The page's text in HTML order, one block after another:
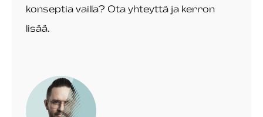
konseptia vailla? Ota yhteyttä ja kerron
lisää.